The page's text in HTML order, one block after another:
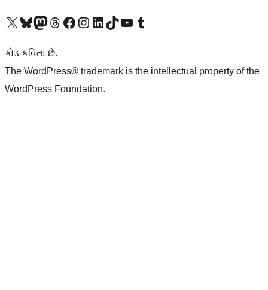
અમારા X (અગાઉ ટ્વિટર) એકાઉન્ટની મુલાકાત લોઅમારા Bluesky એકાઉન્ટની મુલાકાત લોઅમારા માસ્ટોડોન એકાઉન્ટની મુલાકાત લોઅમારા Threads એકાઉન્ટની મુલાકાત લો અમારા ફેસબુક પેજની મુલાકાત લોઅમારા ઇન્સ્ટાગ્રામ એકાઉન્ટની મુલાકાત લો અમારા LinkedIn એકાઉન્ટની મુલાકાત લોઅમારા TikTok એકાઉન્ટની મુલાકાત લોઅમારી YouTube ચેનલની મુલાકાત લો અમારા Tumblr એકાઉન્ટની મુલાકાત લો
કોડ કવિતા છે.
The WordPress® trademark is the intellectual property of the
WordPress Foundation.